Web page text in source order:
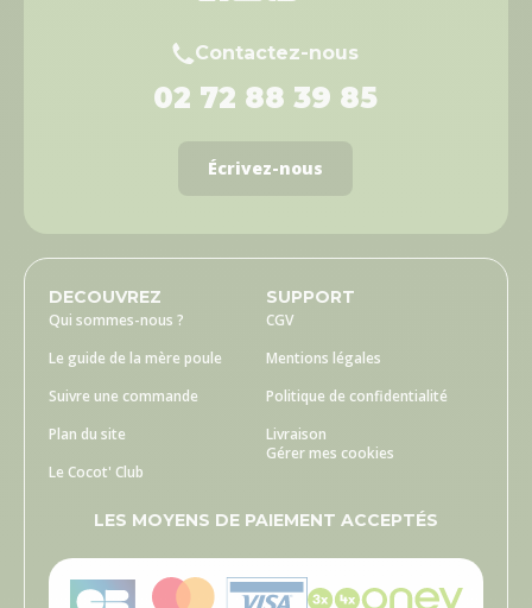
Contactez-nous
02 72 88 39 85
Écrivez-nous
DECOUVREZ
Qui sommes-nous ?
Le guide de la mère poule
Suivre une commande
Plan du site
Le Cocot' Club
SUPPORT
CGV
Mentions légales
Politique de confidentialité
Livraison
Gérer mes cookies
LES MOYENS DE PAIEMENT ACCEPTÉS